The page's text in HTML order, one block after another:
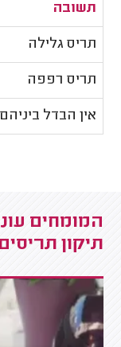
תשובה
תריס גלילה
תריס רפפה
אין הבדל ביניהם
המומחים
תיקון